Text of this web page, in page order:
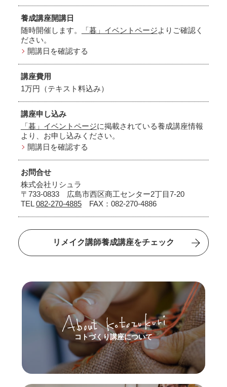
養成講座開講日
随時開催します。
「暮」イベントページよりご確認く
ださい。
開講日を確認する
講座費用
1万円（テキスト料込み）
講座申し込み
「暮」イベントページに掲載されている養成講座情報
より、お申し込みください。
開講日を確認する
お問合せ
株式会社リシュラ
〒733-0833 広島市西区商工センター2丁目7-20
TEL082-270-4885FAX：082-270-4886
リメイク講師養成講座をチェック
コトづくり講座について